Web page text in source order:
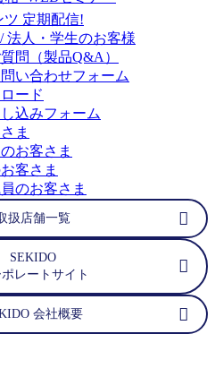
ツ 定期配信!
法人・学生のお客様
問（製品Q&A）
い合わせフォーム
ード
込みフォーム
ま
お客さま
客さま
のお客さま
扱店舗一覧
SEKIDO
ポレートサイト
会社概要